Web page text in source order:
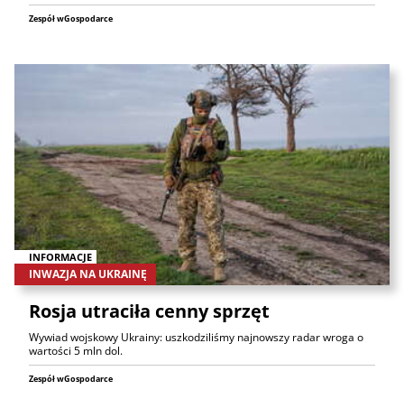
Zespół wGospodarce
INFORMACJE
INWAZJA NA UKRAINĘ
Rosja utraciła cenny sprzęt
Wywiad wojskowy Ukrainy: uszkodziliśmy najnowszy radar wroga o
wartości 5 mln dol.
Zespół wGospodarce